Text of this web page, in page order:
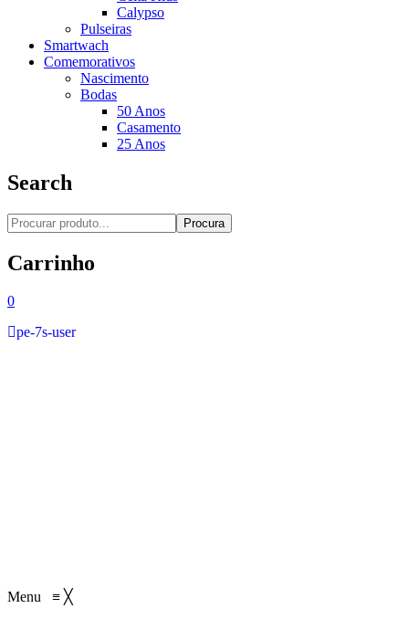
Calypso
Pulseiras
Smartwach
Comemorativos
Nascimento
Bodas
50 Anos
Casamento
25 Anos
Search
Procura
Carrinho
0
pe-7s-user
Menu ≡ ╳